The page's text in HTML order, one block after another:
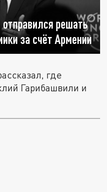
решать
за счёт Армении
где
Гарибашвили и